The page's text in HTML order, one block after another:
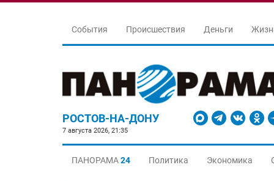
События Происшествия Деньги
РОСТОВ-НА-ДОНУ
7 августа 2026, 21:35
ПАНОРАМА24 Политика Экономика